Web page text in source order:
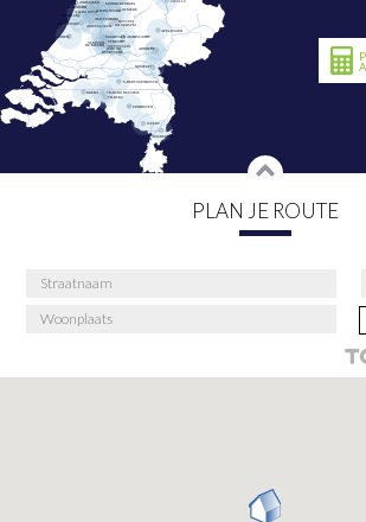
PLAN JE ROUTE